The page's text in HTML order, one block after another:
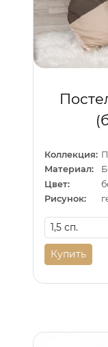
Коллекция:
Материал:
Цвет:
Рисунок:
Купить